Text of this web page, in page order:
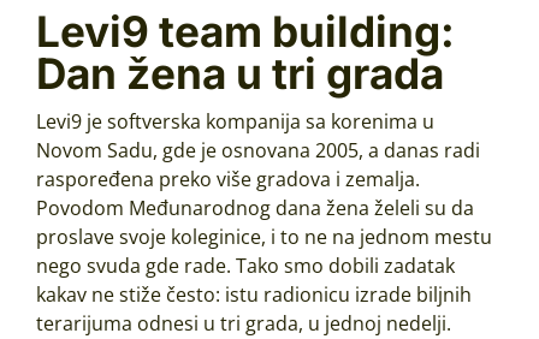
Levi9 team building:
Dan žena u tri grada
Levi9 je softverska kompanija sa korenima u
Novom Sadu, gde je osnovana 2005, a danas radi
raspoređena preko više gradova i zemalja.
Povodom Međunarodnog dana žena želeli su da
proslave svoje koleginice, i to ne na jednom mestu
nego svuda gde rade. Tako smo dobili zadatak
kakav ne stiže često: istu radionicu izrade biljnih
terarijuma odnesi u tri grada, u jednoj nedelji.